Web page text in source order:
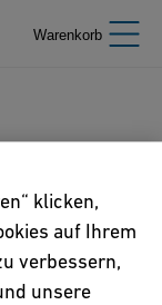
Warenkorb
klicken,
auf Ihrem
verbessern,
unsere